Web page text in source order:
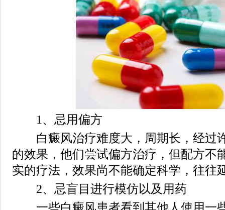
1、忌用偏方
白癜风治疗难度大，周期长，经过
的效果，他们尝试偏方治疗，但配方不
实的疗法，效果尚不能确定科学，往往
2、忌盲目进行模仿以及用药
一些白癜风患者看到其他人使用一